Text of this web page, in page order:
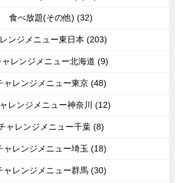
食べ放題(その他) (32)
ンジメニュー東日本 (203)
ャレンジメニュー北海道 (9)
ャレンジメニュー東京 (48)
レンジメニュー神奈川 (12)
ャレンジメニュー千葉 (8)
ャレンジメニュー埼玉 (18)
ャレンジメニュー群馬 (30)